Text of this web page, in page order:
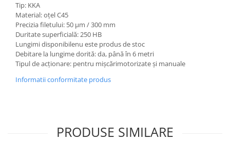
Tip: KKA
Material: oțel C45
Precizia filetului: 50 µm / 300 mm
Duritate superficială: 250 HB
Lungimi disponibilenu este produs de stoc
Debitare la lungime dorită: da, până în 6 metri
Tipul de acționare: pentru mișcărimotorizate și manuale
Informatii conformitate produs
PRODUSE SIMILARE